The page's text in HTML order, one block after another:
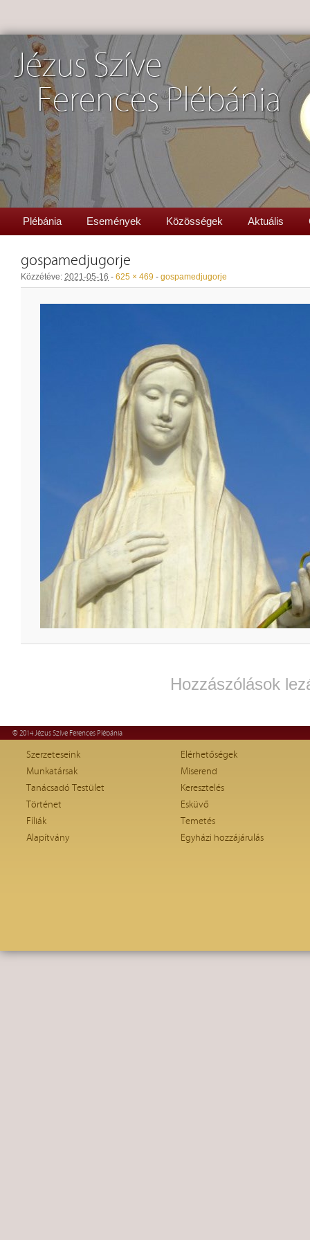
Jézus Szíve
Ferences Plébánia
Plébánia Események Közösségek Aktuális
gospamedjugorje
Közzétéve: 2021-05-16 - 625 × 469 - gospamedjugorje
Hozzászólások
© 2014 Jézus Szíve Ferences Plébánia
Szerzeteseink
Munkatársak
Tanácsadó Testület
Történet
Fíliák
Alapítvány
Elérhetőségek
Miserend
Keresztelés
Esküvő
Temetés
Egyházi hozzájárulás